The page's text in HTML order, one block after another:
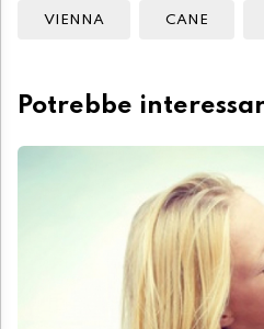
VIENNA CANE
Potrebbe